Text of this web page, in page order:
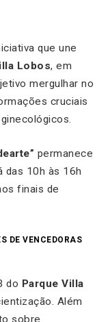
que une
Lobos, em
mergulhar no
cruciais
permanece
das 10h às 16h
finais de
DE VENCEDORAS
do Parque Villa
Além
sobre